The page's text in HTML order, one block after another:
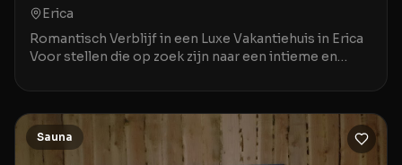
met bubbelbad, sauna en grote tuin in
Erica, Drenthe
Erica
Romantisch Verblijf in een Luxe Vakantiehuis in Erica
Voor stellen die op zoek zijn naar een intieme en
Sauna